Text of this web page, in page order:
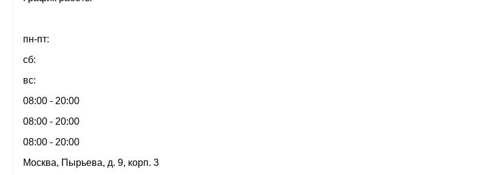
пн-пт:
сб:
вс:
08:00 - 20:00
08:00 - 20:00
08:00 - 20:00
Москва, Пырьева, д. 9, корп. 3